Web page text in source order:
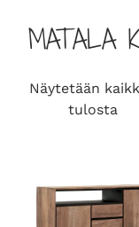
MATALA
Näytetään
tulostaS
e
d